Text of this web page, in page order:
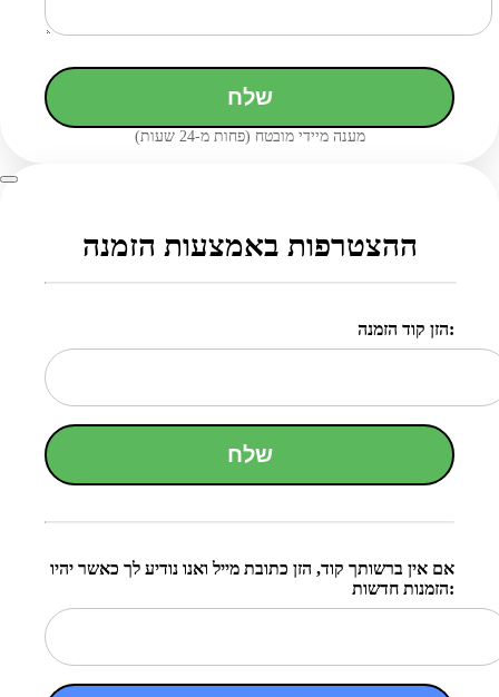
שלח
מענה מיידי מובטח (פחות מ-24 שעות)
ההצטרפות באמצעות הזמנה
הזן קוד הזמנה:
שלח
אם אין ברשותך קוד, הזן כתובת מייל ואנו נודיע לך כאשר יהיו
הזמנות חדשות: